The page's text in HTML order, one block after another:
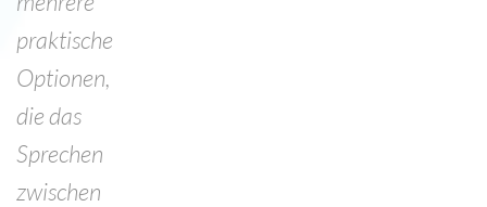
praktische
Optionen,
die das
Sprechen
zwischen